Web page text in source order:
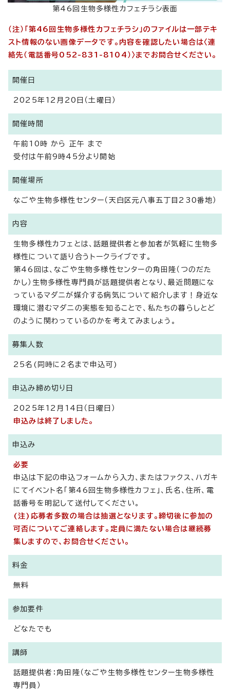
第46回生物多様性カフェチラシ表面
（注）「第46回生物多様性カフェチラシ」のファイルは一部テキ
スト情報のない画像データです。内容を確認したい場合は〈連
絡先（電話番号052-831-8104）〉までお問合せください。
開催日
2025年12月20日（土曜日）
開催時間
午前10時 から 正午 まで
受付は午前9時45分より開始
開催場所
なごや生物多様性センター（天白区元八事五丁目230番地）
内容
生物多様性カフェとは、話題提供者と参加者が気軽に生物多
様性について語り合うトークライブです。
第46回は、なごや生物多様性センターの角田隆（つのだた
かし）生物多様性専門員が話題提供者となり、最近問題にな
っているマダニが媒介する病気について紹介します！身近な
環境に潜むマダニの実態を知ることで、私たちの暮らしとど
のように関わっているのかを考えてみましょう。
募集人数
25名(同時に2名まで申込可)
申込み締め切り日
2025年12月14日（日曜日）
申込みは終了しました。
申込み
必要
申込は下記の申込フォームから入力、またはファクス、ハガキ
にてイベント名「第46回生物多様性カフェ」、氏名、住所、電
話番号を明記して送付してください。
(注)応募者多数の場合は抽選となります。締切後に参加の
可否についてご連絡します。定員に満たない場合は継続募
集しますので、お問合せください。
料金
無料
参加要件
どなたでも
講師
話題提供者：角田隆（なごや生物多様性センター生物多様性
専門員）